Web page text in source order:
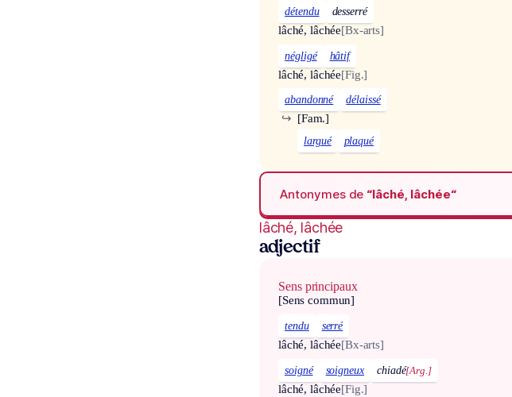
détendu desserré
lâché, lâchée[Bx-arts]
négligé hâtif
lâché, lâchée[Fig.]
abandonné délaissé
[Fam.]
↪
largué plaqué
Antonymes de “lâché, lâchée“
lâché, lâchée
adjectif
Sens principaux
[Sens commun]
tendu serré
lâché, lâchée[Bx-arts]
soigné soigneux chiadé[Arg.]
lâché, lâchée[Fig.]